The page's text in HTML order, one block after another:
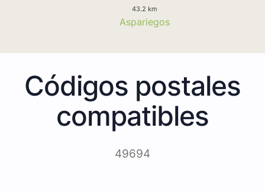
43.2 km
Aspariegos
Códigos postales
compatibles
49694